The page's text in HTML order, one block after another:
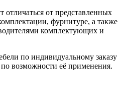
отличаться от представленных
фурнитуре, а также
комплектующих и
по индивидуальному заказу
возможности её применения.